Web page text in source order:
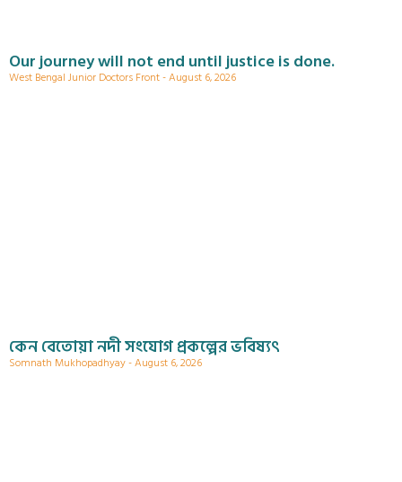
Our journey will not end until justice is done.
West Bengal Junior Doctors Front August 6, 2026
কেন বেতোয়া নদী সংযোগ প্রকল্পের ভবিষ্যৎ
Somnath Mukhopadhyay August 6, 2026